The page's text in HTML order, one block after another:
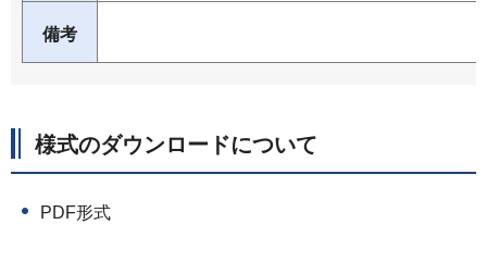
備考
様式のダウンロードについて
PDF形式